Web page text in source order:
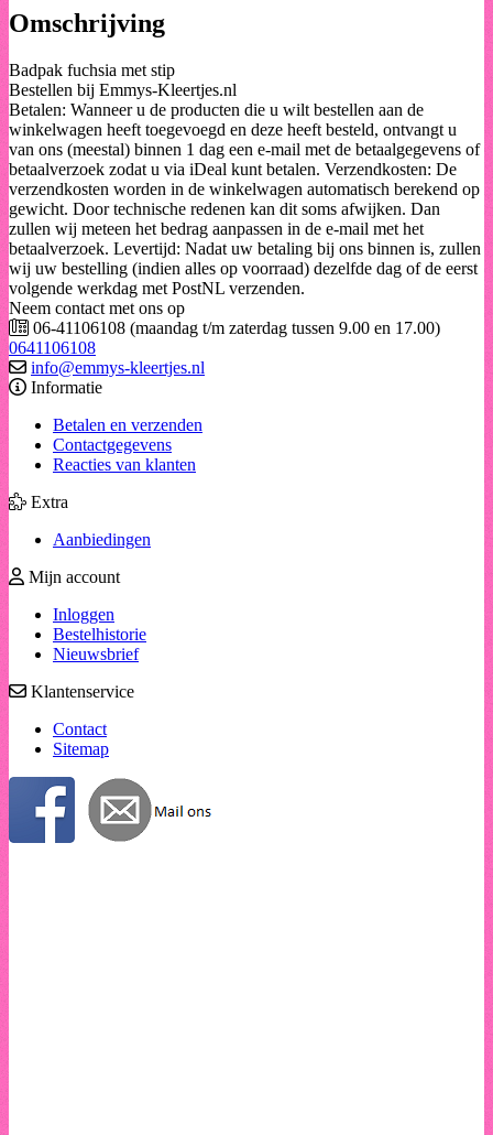
Omschrijving
Badpak fuchsia met stip
Bestellen bij Emmys-Kleertjes.nl
Betalen: Wanneer u de producten die u wilt bestellen aan de
winkelwagen heeft toegevoegd en deze heeft besteld, ontvangt u
van ons (meestal) binnen 1 dag een e-mail met de betaalgegevens of
betaalverzoek zodat u via iDeal kunt betalen. Verzendkosten: De
verzendkosten worden in de winkelwagen automatisch berekend op
gewicht. Door technische redenen kan dit soms afwijken. Dan
zullen wij meteen het bedrag aanpassen in de e-mail met het
betaalverzoek. Levertijd: Nadat uw betaling bij ons binnen is, zullen
wij uw bestelling (indien alles op voorraad) dezelfde dag of de eerst
volgende werkdag met PostNL verzenden.
Neem contact met ons op
06-41106108 (maandag t/m zaterdag tussen 9.00 en 17.00)
0641106108
info@emmys-kleertjes.nl
Informatie
Betalen en verzenden
Contactgegevens
Reacties van klanten
Extra
Aanbiedingen
Mijn account
Inloggen
Bestelhistorie
Nieuwsbrief
Klantenservice
Contact
Sitemap